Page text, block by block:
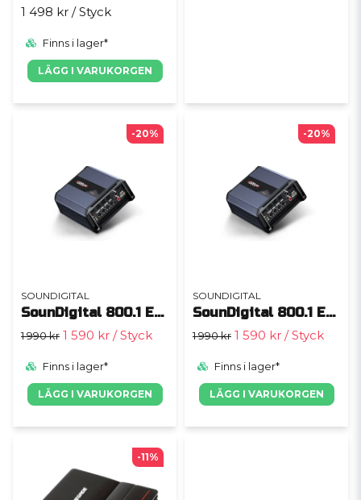
1 498 kr / Styck
Finns i lager*
LÄGG I VARUKORGEN
SOUNDIGITAL
SounDigital 800.1 EVO 5 4 Ohm
1 990 kr 1 590 kr / Styck
Finns i lager*
LÄGG I VARUKORGEN
-20%
SOUNDIGITAL
SounDigital 800.1 EVO 5 2 Ohm
1 990 kr 1 590 kr / Styck
Finns i lager*
LÄGG I VARUKORGEN
-20%
-11%